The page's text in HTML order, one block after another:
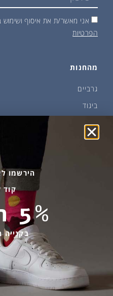
מהחנות
גרביים
ביגוד
פקעות ובצלים
החלפות והחזרות
אספקה ומשלוחים
הצהרת נגישות
מדיניות פרטיות
אני מאשר/ת את איסוף
הפרטיות
הירשמו
קוד
5% הנחה
בקנייה